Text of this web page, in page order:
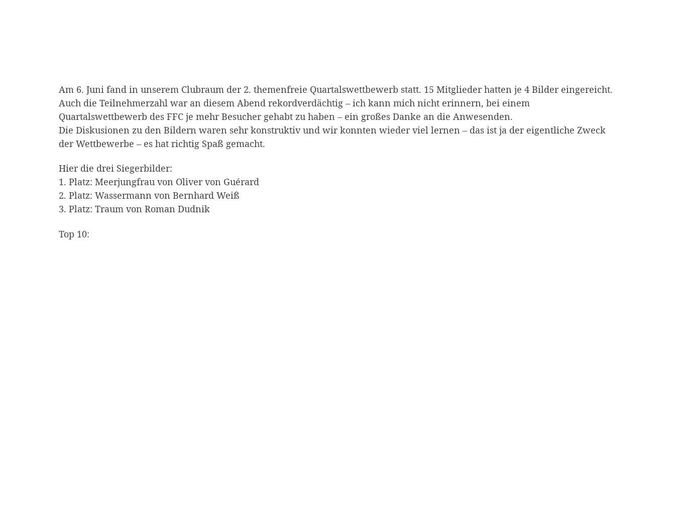
Am 6. Juni fand in unserem Clubraum der 2. themenfreie Quartalswettbewerb statt. 15 Mitglieder hatten je 4 Bilder eingereicht.
Auch die Teilnehmerzahl war an diesem Abend rekordverdächtig – ich kann mich nicht erinnern, bei einem
Quartalswettbewerb des FFC je mehr Besucher gehabt zu haben – ein großes Danke an die Anwesenden.
Die Diskusionen zu den Bildern waren sehr konstruktiv und wir konnten wieder viel lernen – das ist ja der eigentliche Zweck
der Wettbewerbe – es hat richtig Spaß gemacht.
Hier die drei Siegerbilder:
1. Platz: Meerjungfrau von Oliver von Guérard
2. Platz: Wassermann von Bernhard Weiß
3. Platz: Traum von Roman Dudnik
Top 10: